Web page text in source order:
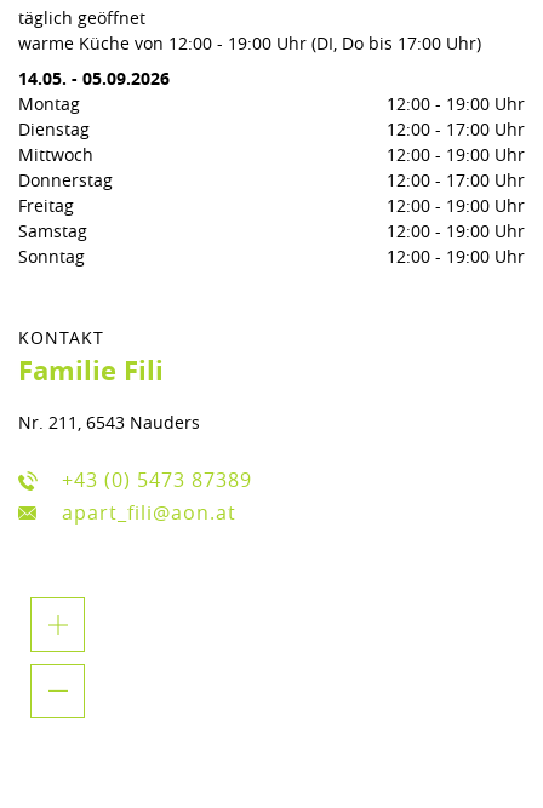
täglich geöffnet
warme Küche von 12:00 - 19:00 Uhr (DI, Do bis 17:00 Uhr)
14.05. - 05.09.2026
Montag
12:00 - 19:00 Uhr
Dienstag
12:00 - 17:00 Uhr
Mittwoch
12:00 - 19:00 Uhr
Donnerstag
12:00 - 17:00 Uhr
Freitag
12:00 - 19:00 Uhr
Samstag
12:00 - 19:00 Uhr
Sonntag
12:00 - 19:00 Uhr
KONTAKT
Familie Fili
Nr. 211, 6543 Nauders
+43 (0) 5473 87389
apart_fili@aon.at